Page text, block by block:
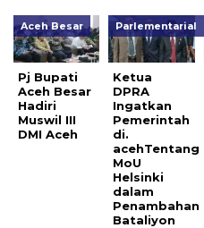
Aceh Besar
Pj Bupati
Aceh Besar
Hadiri
Muswil III
DMI Aceh
Parlementarial
Ketua
DPRA
Ingatkan
Pemerintah
di.
acehTentang
MoU
Helsinki
dalam
Penambahan
Bataliyon